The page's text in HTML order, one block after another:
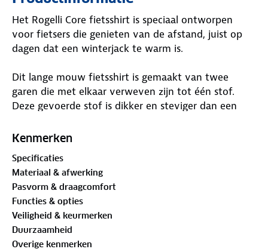
Het Rogelli Core fietsshirt is speciaal ontworpen
voor fietsers die genieten van de afstand, juist op
dagen dat een winterjack te warm is.
Dit lange mouw fietsshirt is gemaakt van twee
garen die met elkaar verweven zijn tot één stof.
Deze gevoerde stof is dikker en steviger dan een
kwaliteiten. Dit fietsshirt biedt daardoor meer
daarom ideaal voor herfsttemperaturen of een
zachte winterdag.
De elastische zijpanelen lopen vanuit de taille over
in de mouwen en dragen bij aan de comfortabele
pasvorm. De mouwen zijn afgezet met
comfortabele mouwboorden.
Kenmerken
Specificaties
Materiaal & afwerking
Pasvorm & draagcomfort
Functies & opties
Veiligheid & keurmerken
Duurzaamheid
Overige kenmerken